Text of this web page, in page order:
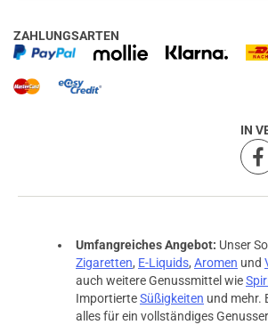
ZAHLUNGSARTEN
IN
Umfangreiches Angebot: Unser
Zigaretten, E-Liquids, Aromen und
auch weitere Genussmittel wie
ImportierteSüßigkeiten und mehr.
alles für ein vollständiges